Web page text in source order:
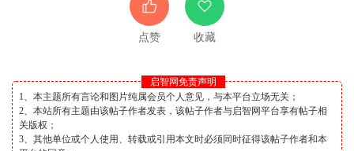
点赞 收藏
启智网免责声明
1、本主题所有言论和图片纯属会员个人意见，与本平台立场无关；
2、本站所有主题由该帖子作者发表，该帖子作者与启智网平台享有帖子相
关版权；
3、其他单位或个人使用、转载或引用本文时必须同时征得该帖子作者和本